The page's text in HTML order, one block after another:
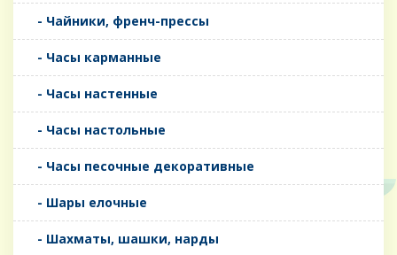
- Чайники, френч-прессы
- Часы карманные
- Часы настенные
- Часы настольные
- Часы песочные декоративные
- Шары елочные
- Шахматы, шашки, нарды